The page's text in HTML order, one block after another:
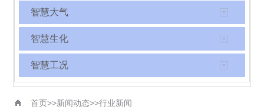
智慧大气
智慧生化
智慧工况
首页>>新闻动态>>行业新闻